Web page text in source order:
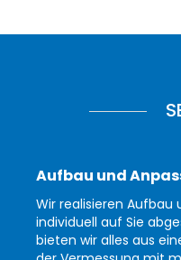
Aufbau und
Wir realisieren Aufbau
individuell auf Sie
bieten wir alles aus